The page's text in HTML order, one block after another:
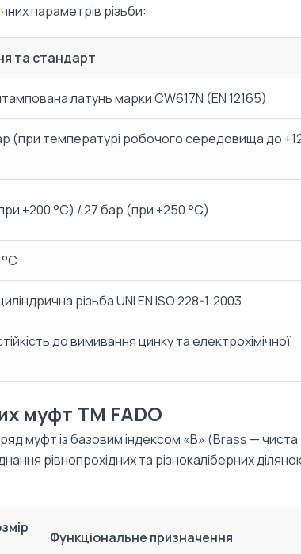
параметрів різьби:
та стандарт
латунь марки CW617N (EN 12165)
(при температурі робочого середовища до
+200 °C) / 27 бар (при +250 °C)
різьба UNI EN ISO 228-1:2003
до вимивання цинку та електрохімічної
муфт TM FADO
муфт із базовим індексом «B» (Brass — чиста
рівнопрохідних та різнокаліберних
Функціональне призначення